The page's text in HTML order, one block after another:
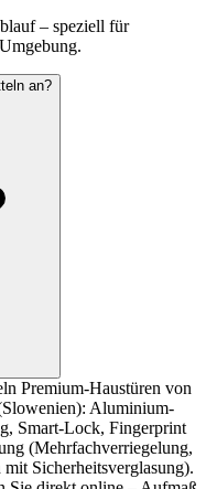
– speziell für
an?
Premium-Haustüren von
Aluminium-
Smart-Lock, Fingerprint
(Mehrfachverriegelung,
Sicherheitsverglasung).